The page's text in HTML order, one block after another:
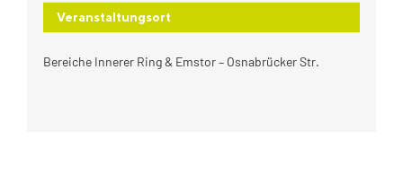
Veranstaltungsort
Bereiche Innerer Ring & Emstor – Osnabrücker Str.